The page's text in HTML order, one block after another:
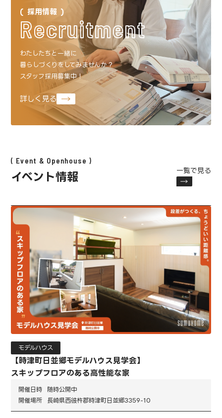
採用情報
Recruitment
わたしたちと一緒に
暮らしづくりをしてみませんか？
スタッフ採用募集中！
詳しく見る
Event & Openhouse
イベント情報
一覧で見る
モデルハウス
【時津町日並郷モデルハウス見学会】
スキップフロアのある高性能な家
開催日時
随時公開中
開催場所
長崎県西彼杵郡時津町日並郷3359-10